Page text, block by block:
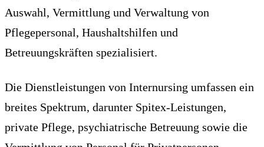
Auswahl, Vermittlung und Verwaltung von
Pflegepersonal, Haushaltshilfen und
Betreuungskräften spezialisiert.
Die Dienstleistungen von Internursing umfassen ein
breites Spektrum, darunter Spitex-Leistungen,
private Pflege, psychiatrische Betreuung sowie die